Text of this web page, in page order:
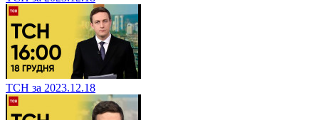
ТСН за 2023.12.18